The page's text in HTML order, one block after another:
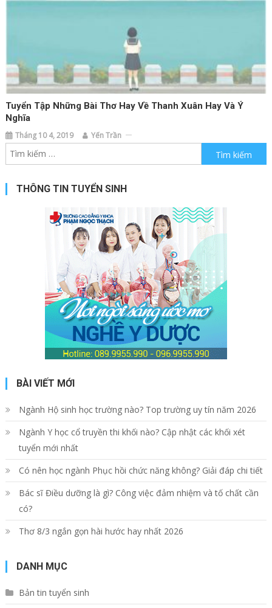
Tuyển Tập Những Bài Thơ Hay Về Thanh Xuân Hay Và Ý
Nghĩa
Tháng 10 4, 2019 Yến Trần
Tìm kiếm cho:
THÔNG TIN TUYỂN SINH
BÀI VIẾT MỚI
Ngành Hộ sinh học trường nào? Top trường uy tín năm 2026
Ngành Y học cổ truyền thi khối nào? Cập nhật các khối xét
tuyển mới nhất
Có nên học ngành Phục hồi chức năng không? Giải đáp chi tiết
Bác sĩ Điều dưỡng là gì? Công việc đảm nhiệm và tố chất cần
có?
Thơ 8/3 ngắn gọn hài hước hay nhất 2026
DANH MỤC
Bản tin tuyển sinh